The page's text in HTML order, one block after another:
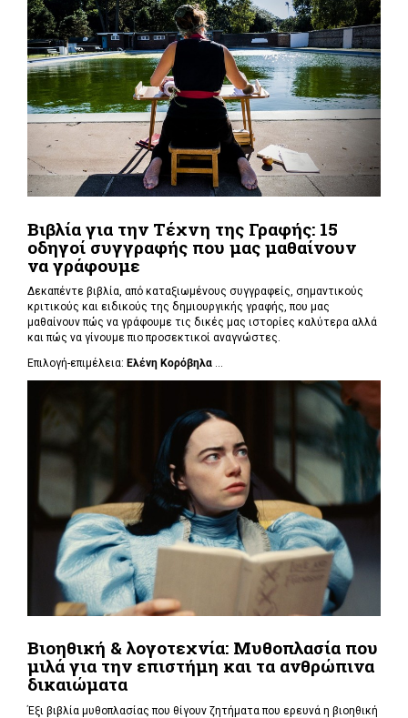
Βιβλία για την Τέχνη της Γραφής: 15
οδηγοί συγγραφής που μας μαθαίνουν
να γράφουμε
Δεκαπέντε βιβλία, από καταξιωμένους συγγραφείς, σημαντικούς
κριτικούς και ειδικούς της δημιουργικής γραφής, που μας
μαθαίνουν πώς να γράφουμε τις δικές μας ιστορίες καλύτερα αλλά
και πώς να γίνουμε πιο προσεκτικοί αναγνώστες.
Επιλογή-επιμέλεια: Ελένη Κορόβηλα ...
Βιοηθική & λογοτεχνία: Μυθοπλασία που
μιλά για την επιστήμη και τα ανθρώπινα
δικαιώματα
Έξι βιβλία μυθοπλασίας που θίγουν ζητήματα που ερευνά η βιοηθική